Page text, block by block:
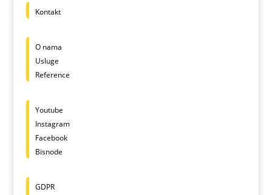
Kontakt
O nama
Usluge
Reference
Youtube
Instagram
Facebook
Bisnode
GDPR